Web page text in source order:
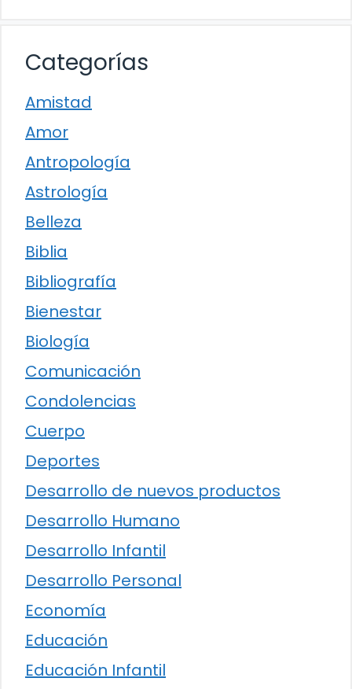
Categorías
Amistad
Amor
Antropología
Astrología
Belleza
Biblia
Bibliografía
Bienestar
Biología
Comunicación
Condolencias
Cuerpo
Deportes
Desarrollo de nuevos productos
Desarrollo Humano
Desarrollo Infantil
Desarrollo Personal
Economía
Educación
Educación Infantil